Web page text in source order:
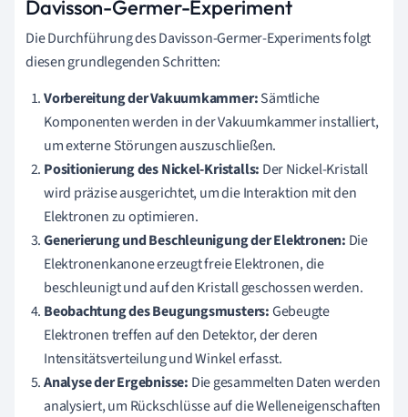
Davisson-Germer-Experiment
Die Durchführung des Davisson-Germer-Experiments folgt
diesen grundlegenden Schritten:
Vorbereitung der Vakuumkammer:Sämtliche
Komponenten werden in der Vakuumkammer installiert,
um externe Störungen auszuschließen.
Positionierung des Nickel-Kristalls: Der Nickel-Kristall
wird präzise ausgerichtet, um die Interaktion mit den
Elektronen zu optimieren.
Generierung und Beschleunigung der Elektronen: Die
Elektronenkanone erzeugt freie Elektronen, die
beschleunigt und auf den Kristall geschossen werden.
Beobachtung des Beugungsmusters:Gebeugte
Elektronen treffen auf den Detektor, der deren
Intensitätsverteilung und Winkel erfasst.
Analyse der Ergebnisse: Die gesammelten Daten werden
analysiert, um Rückschlüsse auf die Welleneigenschaften